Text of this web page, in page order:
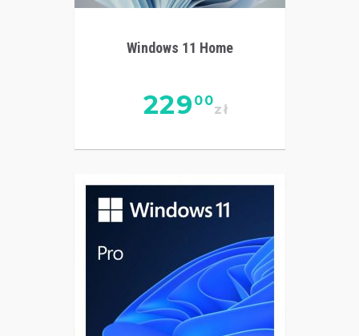
Windows 11 Home
229 00
zł